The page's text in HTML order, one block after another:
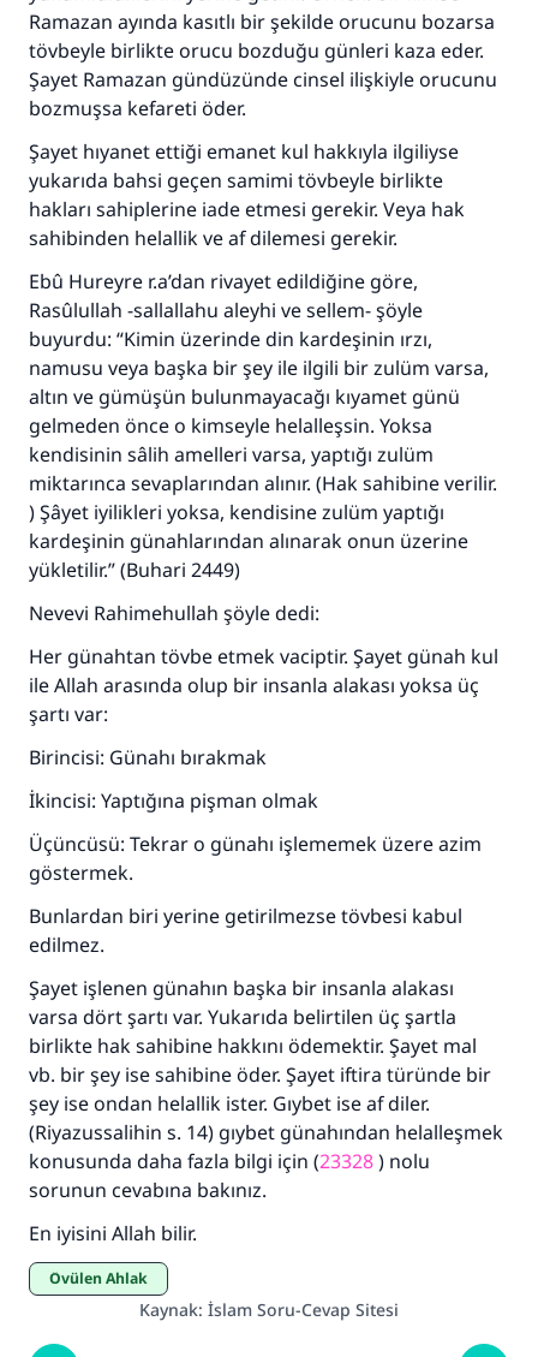
Ramazan ayında kasıtlı bir şekilde orucunu bozarsa
tövbeyle birlikte orucu bozduğu günleri kaza eder.
Şayet Ramazan gündüzünde cinsel ilişkiyle orucunu
bozmuşsa kefareti öder.
Şayet hıyanet ettiği emanet kul hakkıyla ilgiliyse
yukarıda bahsi geçen samimi tövbeyle birlikte
hakları sahiplerine iade etmesi gerekir. Veya hak
sahibinden helallik ve af dilemesi gerekir.
Ebû Hureyre r.a’dan rivayet edildiğine göre,
Rasûlullah -sallallahu aleyhi ve sellem- şöyle
buyurdu: “Kimin üzerinde din kardeşinin ırzı,
namusu veya başka bir şey ile ilgili bir zulüm varsa,
altın ve gümüşün bulunmayacağı kıyamet günü
gelmeden önce o kimseyle helalleşsin. Yoksa
kendisinin sâlih amelleri varsa, yaptığı zulüm
miktarınca sevaplarından alınır. (Hak sahibine verilir.
) Şâyet iyilikleri yoksa, kendisine zulüm yaptığı
kardeşinin günahlarından alınarak onun üzerine
yükletilir.” (Buhari 2449)
Nevevi Rahimehullah şöyle dedi:
Her günahtan tövbe etmek vaciptir. Şayet günah kul
ile Allah arasında olup bir insanla alakası yoksa üç
şartı var:
Birincisi: Günahı bırakmak
İkincisi: Yaptığına pişman olmak
Üçüncüsü: Tekrar o günahı işlememek üzere azim
göstermek.
Bunlardan biri yerine getirilmezse tövbesi kabul
edilmez.
Şayet işlenen günahın başka bir insanla alakası
varsa dört şartı var. Yukarıda belirtilen üç şartla
birlikte hak sahibine hakkını ödemektir. Şayet mal
vb. bir şey ise sahibine öder. Şayet iftira türünde bir
şey ise ondan helallik ister. Gıybet ise af diler.
(Riyazussalihin s. 14) gıybet günahından helalleşmek
konusunda daha fazla bilgi için (23328) nolu
sorunun cevabına bakınız.
En iyisini Allah bilir.
Övülen Ahlak
Kaynak: İslam Soru-Cevap Sitesi